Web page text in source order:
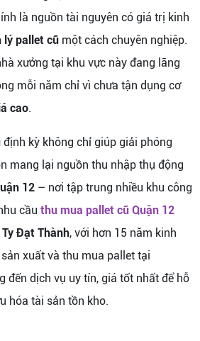
là nguồn tài nguyên có giá trị kinh
lý pallet cũ một cách chuyên nghiệp.
xưởng tại khu vực này đang lãng
mỗi năm chỉ vì chưa tận dụng cơ
cao.
định kỳ không chỉ giúp giải phóng
mang lại nguồn thu nhập thụ động
12 – nơi tập trung nhiều khu công
cầu thu mua pallet cũ Quận 12
Ty Đạt Thành, với hơn 15 năm kinh
xuất và thu mua pallet tại
đến dịch vụ uy tín, giá tốt nhất để hỗ
hóa tài sản tồn kho.